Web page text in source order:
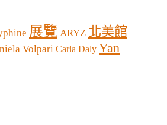
展覽 ARYZ 北美館
Volpari Carla Daly Yan